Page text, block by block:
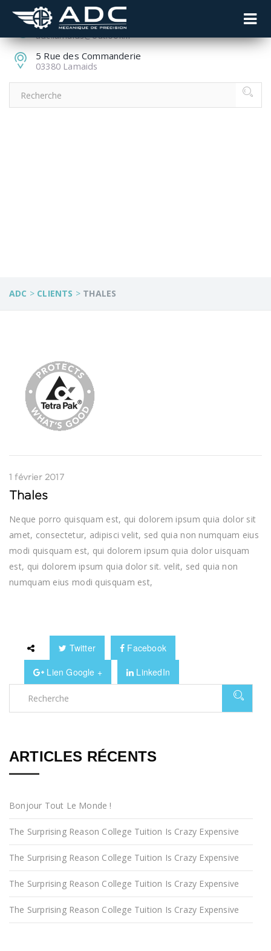
04 70 51 85 85
adc.lamaids@outlook.fr
5 Rue des Commanderie
03380 Lamaids
ADC > CLIENTS > THALES
1 février 2017
Thales
Neque porro quisquam est, qui dolorem ipsum quia dolor sit
amet, consectetur, adipisci velit, sed quia non numquam eius
modi quisquam est, qui dolorem ipsum quia dolor uisquam
est, qui dolorem ipsum quia dolor sit. velit, sed quia non
numquam eius modi quisquam est,
Twitter
Facebook
Lien Google +
LinkedIn
ARTICLES RÉCENTS
Bonjour Tout Le Monde !
The Surprising Reason College Tuition Is Crazy Expensive
The Surprising Reason College Tuition Is Crazy Expensive
The Surprising Reason College Tuition Is Crazy Expensive
The Surprising Reason College Tuition Is Crazy Expensive